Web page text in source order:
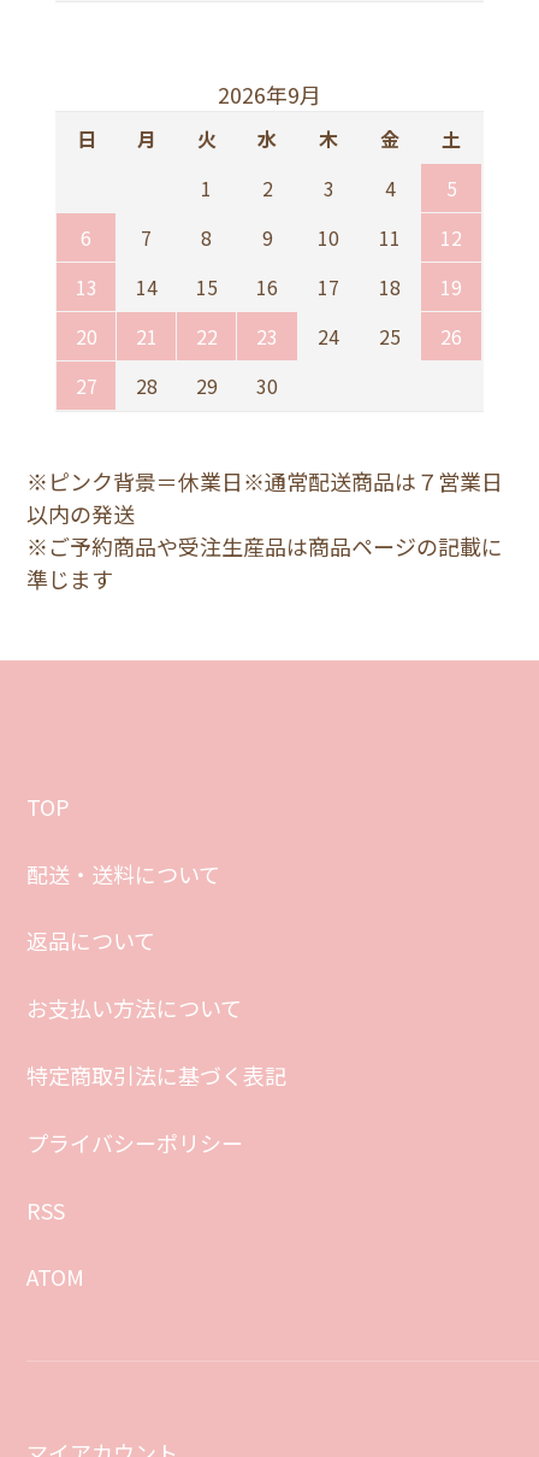
2026年9月
日 月 火 水 木 金
土
1
2 3 4
5
6
7 8 9 10 11
12
13
14 15 16 17 18
19
20
21 22 23 24 25
26
27
28 29 30
※ピンク背景＝休業日※通常配送商品は７営業日
以内の発送
※ご予約商品や受注生産品は商品ページの記載に
準じます
TOP
配送・送料について
返品について
お支払い方法について
特定商取引法に基づく表記
プライバシーポリシー
RSS
ATOM